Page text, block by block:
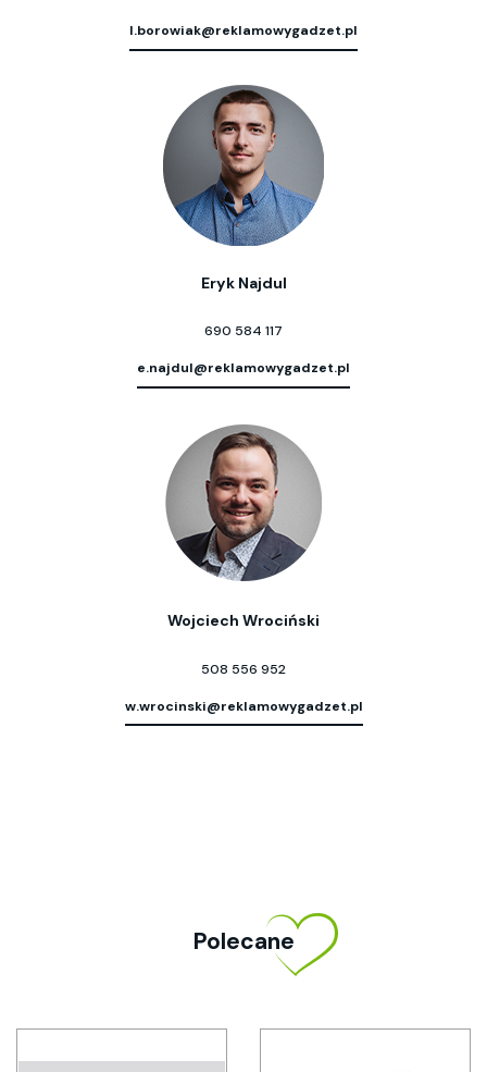
l.borowiak@reklamowygadzet.pl
Eryk Najdul
690 584 117
e.najdul@reklamowygadzet.pl
Wojciech Wrociński
508 556 952
w.wrocinski@reklamowygadzet.pl
Polecane